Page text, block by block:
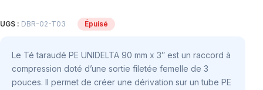
UGS : DBR-02-T03 Épuisé
Le Té taraudé PE UNIDELTA 90 mm x 3″ est un raccord à
compression doté d’une sortie filetée femelle de 3
pouces. Il permet de créer une dérivation sur un tube PE